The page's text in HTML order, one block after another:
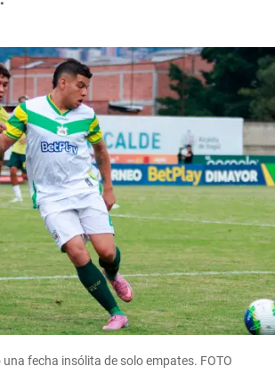
una fecha insólita de solo empates. FOTO